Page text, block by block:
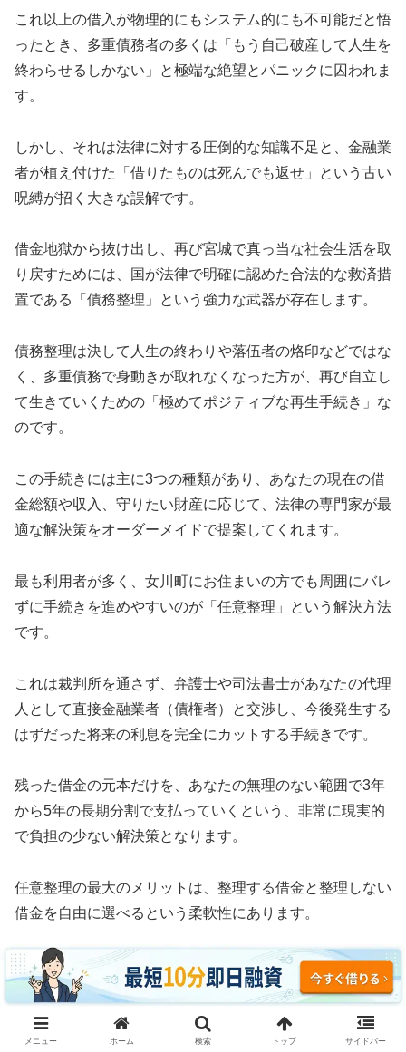
これ以上の借入が物理的にもシステム的にも不可能だと悟
ったとき、多重債務者の多くは「もう自己破産して人生を
終わらせるしかない」と極端な絶望とパニックに囚われま
す。
しかし、それは法律に対する圧倒的な知識不足と、金融業
者が植え付けた「借りたものは死んでも返せ」という古い
呪縛が招く大きな誤解です。
借金地獄から抜け出し、再び宮城で真っ当な社会生活を取
り戻すためには、国が法律で明確に認めた合法的な救済措
置である「債務整理」という強力な武器が存在します。
債務整理は決して人生の終わりや落伍者の烙印などではな
く、多重債務で身動きが取れなくなった方が、再び自立し
て生きていくための「極めてポジティブな再生手続き」な
のです。
この手続きには主に3つの種類があり、あなたの現在の借
金総額や収入、守りたい財産に応じて、法律の専門家が最
適な解決策をオーダーメイドで提案してくれます。
最も利用者が多く、女川町にお住まいの方でも周囲にバレ
ずに手続きを進めやすいのが「任意整理」という解決方法
です。
これは裁判所を通さず、弁護士や司法書士があなたの代理
人として直接金融業者（債権者）と交渉し、今後発生する
はずだった将来の利息を完全にカットする手続きです。
残った借金の元本だけを、あなたの無理のない範囲で3年
から5年の長期分割で支払っていくという、非常に現実的
で負担の少ない解決策となります。
任意整理の最大のメリットは、整理する借金と整理しない
借金を自由に選べるという柔軟性にあります。
例えば、車のローンや住宅ローン、あるいは保証人に迷惑
がかかる奨学金などはそのまま支払い続け、消費者金融や
クレジットカードのリボ払いだけを対象にして利息をゼロ
にすることが可能です。
メニュー ホーム 検索 トップ サイドバー